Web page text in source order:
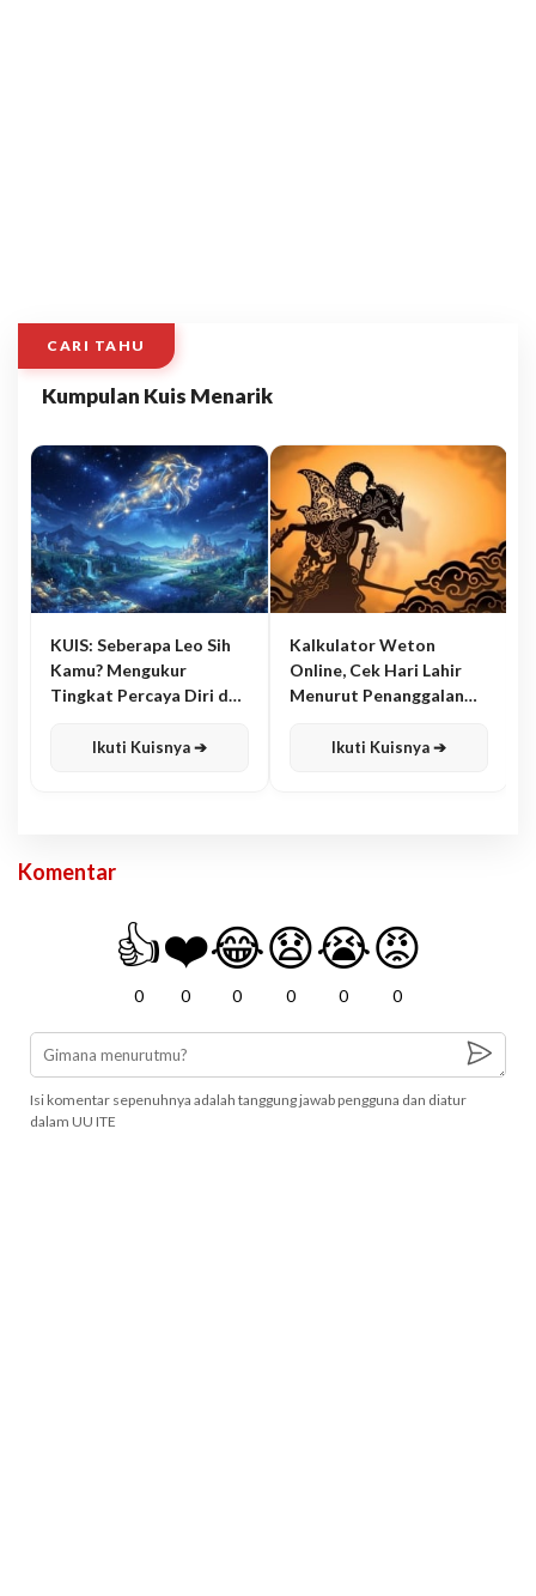
CARI TAHU
Kumpulan Kuis Menarik
KUIS: Seberapa Leo Sih
Kamu? Mengukur
Tingkat Percaya Diri dan
Ikuti Kuisnya ➔
Kalkulator Weton
Online, Cek Hari Lahir
Menurut Penanggalan
Ikuti Kuisnya ➔
Komentar
👍
0
❤️
0
😂
0
😧
0
😭
0
😡
0
Isi komentar sepenuhnya adalah tanggung jawab pengguna dan diatur
dalam UU ITE